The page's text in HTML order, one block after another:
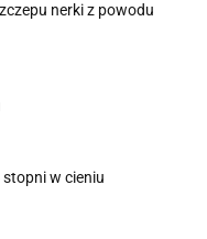
nerki z powodu
w cieniu